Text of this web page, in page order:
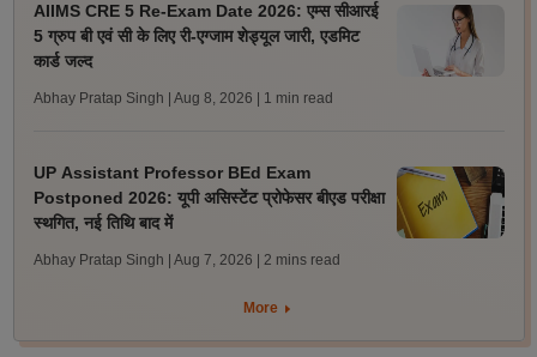
AIIMS CRE 5 Re-Exam Date 2026: एम्स सीआरई
5 ग्रुप बी एवं सी के लिए री-एग्जाम शेड्यूल जारी, एडमिट
कार्ड जल्द
Abhay Pratap Singh | Aug 8, 2026 | 1 min read
UP Assistant Professor BEd Exam
Postponed 2026: यूपी असिस्टेंट प्रोफेसर बीएड परीक्षा
स्थगित, नई तिथि बाद में
Abhay Pratap Singh | Aug 7, 2026 | 2 mins read
More